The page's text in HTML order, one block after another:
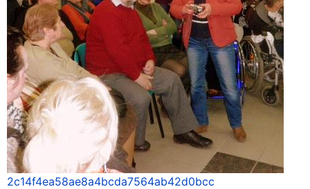
2c14f4ea58ae8a4bcda7564ab42d0bcc